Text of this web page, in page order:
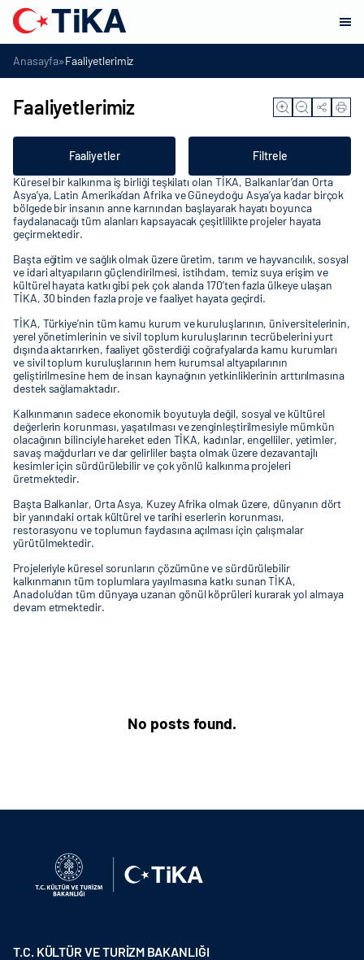
Anasayfa»Faaliyetlerimiz
Faaliyetlerimiz
Faaliyetler
Filtrele
Küresel bir kalkınma iş birliği teşkilatı olan TİKA, Balkanlar’dan Orta
Asya’ya, Latin Amerika’dan Afrika ve Güneydoğu Asya’ya kadar birçok
bölgede bir insanın anne karnından başlayarak hayatı boyunca
faydalanacağı tüm alanları kapsayacak çeşitlilikte projeler hayata
geçirmektedir.
Başta eğitim ve sağlık olmak üzere üretim, tarım ve hayvancılık, sosyal
ve idari altyapıların güçlendirilmesi, istihdam, temiz suya erişim ve
kültürel hayata katkı gibi pek çok alanda 170’ten fazla ülkeye ulaşan
TİKA, 30 binden fazla proje ve faaliyet hayata geçirdi.
TİKA, Türkiye’nin tüm kamu kurum ve kuruluşlarının, üniversitelerinin,
yerel yönetimlerinin ve sivil toplum kuruluşlarının tecrübelerini yurt
dışında aktarırken, faaliyet gösterdiği coğrafyalarda kamu kurumları
ve sivil toplum kuruluşlarının hem kurumsal altyapılarının
geliştirilmesine hem de insan kaynağının yetkinliklerinin arttırılmasına
destek sağlamaktadır.
Kalkınmanın sadece ekonomik boyutuyla değil, sosyal ve kültürel
değerlerin korunması, yaşatılması ve zenginleştirilmesiyle mümkün
olacağının bilinciyle hareket eden TİKA, kadınlar, engelliler, yetimler,
savaş mağdurları ve dar gelirliler başta olmak üzere dezavantajlı
kesimler için sürdürülebilir ve çok yönlü kalkınma projeleri
üretmektedir.
Başta Balkanlar, Orta Asya, Kuzey Afrika olmak üzere, dünyanın dört
bir yanındaki ortak kültürel ve tarihi eserlerin korunması,
restorasyonu ve toplumun faydasına açılması için çalışmalar
yürütülmektedir.
Projeleriyle küresel sorunların çözümüne ve sürdürülebilir
kalkınmanın tüm toplumlara yayılmasına katkı sunan TİKA,
Anadolu’dan tüm dünyaya uzanan gönül köprüleri kurarak yol almaya
devam etmektedir.
No posts found.
T.C. KÜLTÜR VE TURİZM BAKANLIĞI